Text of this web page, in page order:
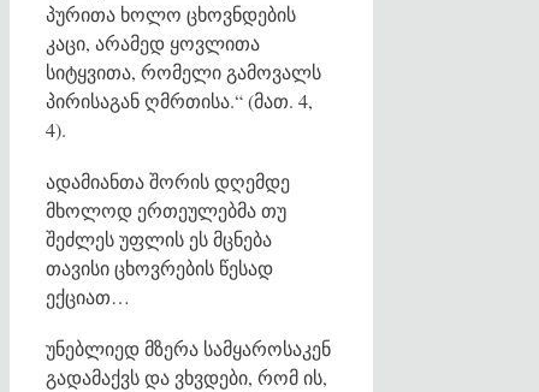
პურითა ხოლო ცხოვნდების
კაცი, არამედ ყოვლითა
სიტყვითა, რომელი გამოვალს
პირისაგან ღმრთისა.“ (მათ. 4,
4).
ადამიანთა შორის დღემდე
მხოლოდ ერთეულებმა თუ
შეძლეს უფლის ეს მცნება
თავისი ცხოვრების წესად
ექციათ…
უნებლიედ მზერა სამყაროსაკენ
გადამაქვს და ვხვდები, რომ ის,